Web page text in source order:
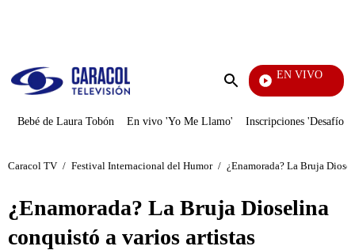
Enviar
EN VIVO
Diario
Bebé de Laura Tobón En vivo 'Yo Me Llamo' Inscripciones 'Desafío'
Caracol TV / Festival Internacional del Humor / ¿Enamorada? La Bruja
¿Enamorada? La Bruja Dioselina
conquistó a varios artistas